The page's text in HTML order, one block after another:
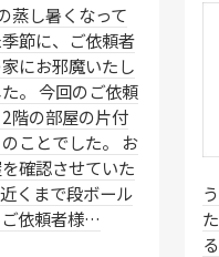
蒸し暑くなって
節に、ご依頼者
にお邪魔いたし
た。 今回のご依頼
階の部屋の片付
ことでした。 お
確認させていた
くまで段ボール
ご依頼者様…